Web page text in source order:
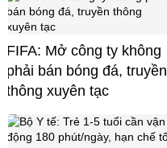
FIFA: Mở công ty không
phải bán bóng đá, truyền
thông xuyên tạc